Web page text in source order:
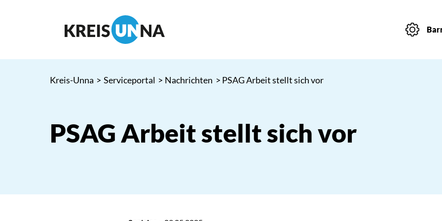
Kreis-Unna > Serviceportal > Nachrichten > PSAG Arbeit stellt sich vor
PSAG Arbeit stellt sich vor